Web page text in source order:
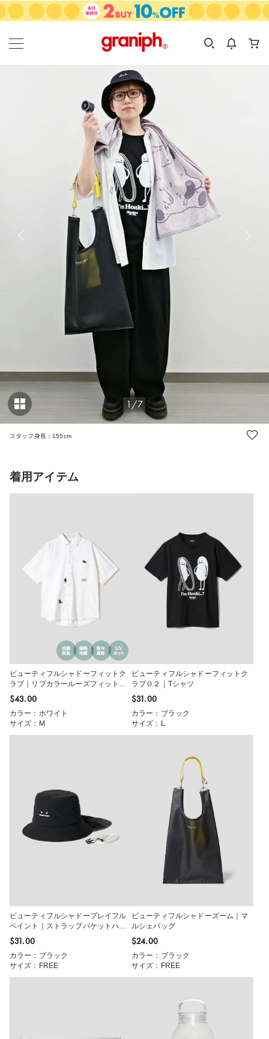
カテゴリーから探す
KIDS
カテゴリ
サイズ
1/7
スタッフ身長：155cm
着用アイテム
ビューティフルシャドーフィットク
ラブ｜リブカラールーズフィット半
袖シャツ
$‌43.00
カラー：ホワイト
サイズ：M
ビューティフルシャドーフィットク
ラブ０２｜Tシャツ
$‌31.00
カラー：ブラック
サイズ：L
ビューティフルシャドープレイフル
ペイント｜ストラップバケットハッ
ト
$‌31.00
カラー：ブラック
サイズ：FREE
ビューティフルシャドーズーム｜マ
ルシェバッグ
$‌24.00
カラー：ブラック
サイズ：FREE